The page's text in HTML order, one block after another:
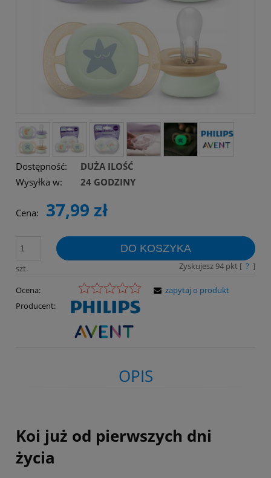
Dostępność:
DUŻA ILOŚĆ
Wysyłka w:
24 GODZINY
Cena: 37,99 zł
szt.
DO KOSZYKA
Zyskujesz 94pkt [ ? ]
Ocena:
Producent:
zapytaj o produkt
OPIS
Koi już od pierwszych dni
życia